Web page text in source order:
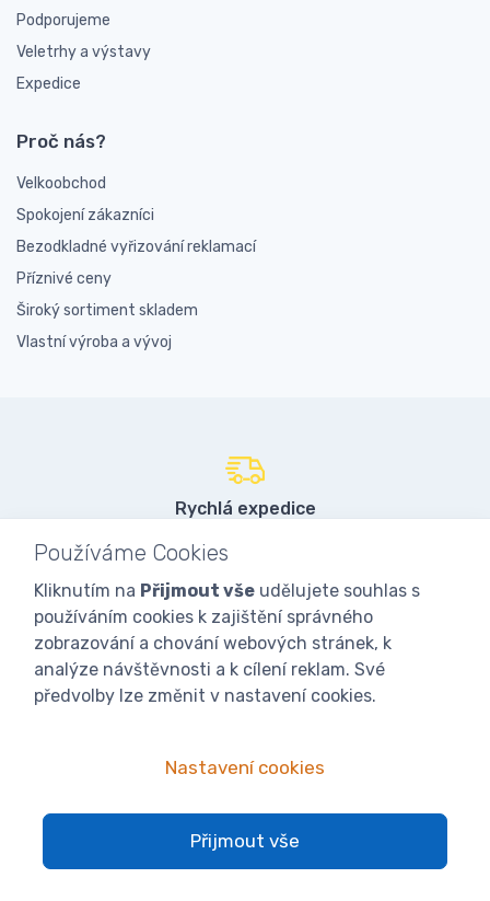
Podporujeme
Veletrhy a výstavy
Expedice
Proč nás?
Velkoobchod
Spokojení zákazníci
Bezodkladné vyřizování reklamací
Příznivé ceny
Široký sortiment skladem
Vlastní výroba a vývoj
Rychlá expedice
Vlastní sklady
přes 3000 položek skladem
a sklad přes 2000 m2
Skvělá cena a kvalita
Používáme Cookies
Kliknutím na Přijmout vše udělujete souhlas s
používáním cookies k zajištění správného
zobrazování a chování webových stránek, k
analýze návštěvnosti a k cílení reklam. Své
předvolby lze změnit v nastavení cookies.
Nastavení cookies
Přijmout vše